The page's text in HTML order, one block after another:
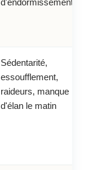
d'endormissement
Sédentarité,
essoufflement,
raideurs, manque
d'élan le matin